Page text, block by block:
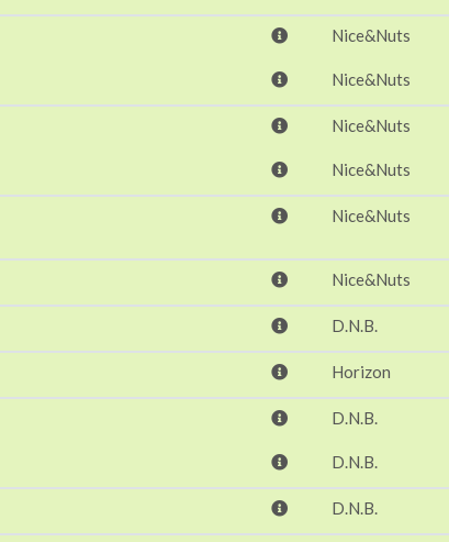
Nice&Nuts
Nice&Nuts
Nice&Nuts
Nice&Nuts
Nice&Nuts
Nice&Nuts
D.N.B.
Horizon
D.N.B.
D.N.B.
D.N.B.